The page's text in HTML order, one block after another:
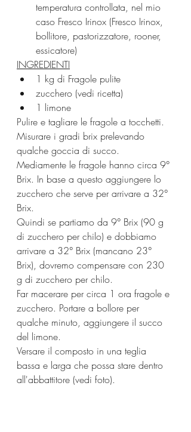
temperatura controllata, nel mio
caso Fresco Irinox (Fresco Irinox,
bollitore, pastorizzatore, rooner,
essicatore)
INGREDIENTI
1 kg di Fragole pulite
zucchero (vedi ricetta)
1 limone
Pulire e tagliare le fragole a tocchetti.
Misurare i gradi brix prelevando
qualche goccia di succo.
Mediamente le fragole hanno circa 9°
Brix. In base a questo aggiungere lo
zucchero che serve per arrivare a 32°
Brix.
Quindi se partiamo da 9° Brix (90 g
di zucchero per chilo) e dobbiamo
arrivare a 32° Brix (mancano 23°
Brix), dovremo compensare con 230
g di zucchero per chilo.
Far macerare per circa 1 ora fragole e
zucchero. Portare a bollore per
qualche minuto, aggiungere il succo
del limone.
Versare il composto in una teglia
bassa e larga che possa stare dentro
all'abbattitore (vedi foto).